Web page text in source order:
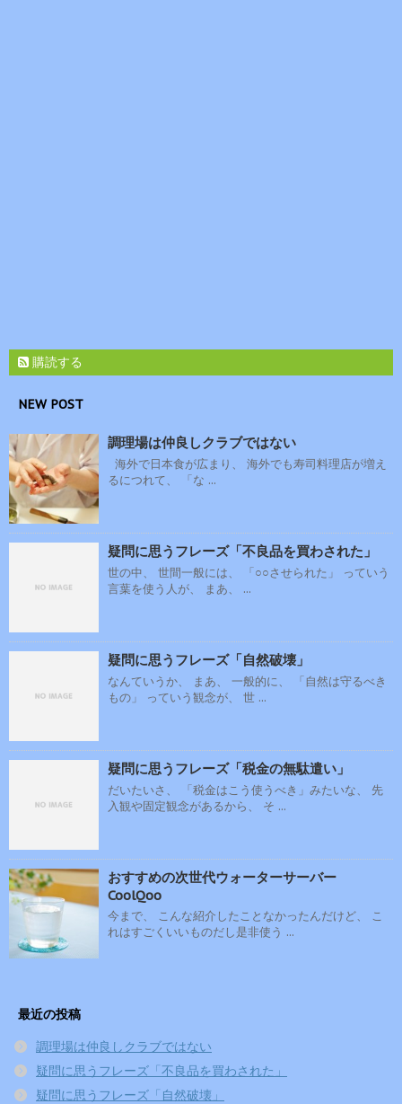
購読する
NEW POST
調理場は仲良しクラブではない
海外で日本食が広まり、 海外でも寿司料理店が増え
るにつれて、 「な ...
疑問に思うフレーズ「不良品を買わされた」
世の中、 世間一般には、 「○○させられた」 っていう
言葉を使う人が、 まあ、 ...
疑問に思うフレーズ「自然破壊」
なんていうか、 まあ、 一般的に、 「自然は守るべき
もの」 っていう観念が、 世 ...
疑問に思うフレーズ「税金の無駄遣い」
だいたいさ、 「税金はこう使うべき」みたいな、 先
入観や固定観念があるから、 そ ...
おすすめの次世代ウォーターサーバー
CoolQoo
今まで、 こんな紹介したことなかったんだけど、 こ
れはすごくいいものだし是非使う ...
最近の投稿
調理場は仲良しクラブではない
疑問に思うフレーズ「不良品を買わされた」
疑問に思うフレーズ「自然破壊」